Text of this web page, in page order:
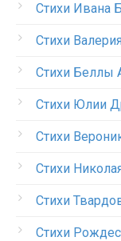
Стихи Ивана
Стихи
Стихи Беллы
Стихи Юлии
Стихи
Стихи
Стихи
Стихи